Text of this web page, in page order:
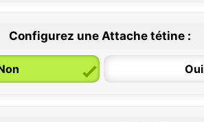
/ 6 mois
Configurez une Attache tétine :
Oui